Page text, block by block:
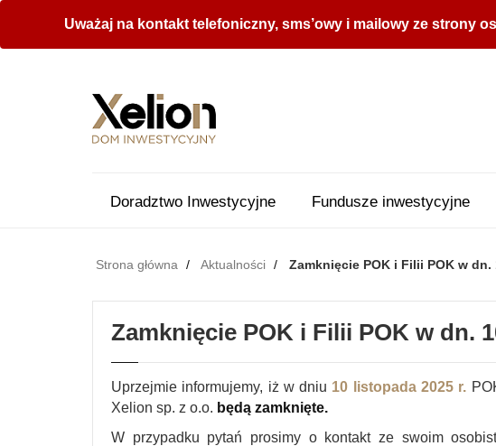
Uważaj na kontakt telefoniczny, sms’owy i mailowy ze strony
Doradztwo Inwestycyjne Fundusze inwestycyjne
Strona główna Aktualności Zamknięcie POK i Filii POK w dn.
Zamknięcie POK i Filii POK w dn.
Uprzejmie informujemy, iż w dniu 10 listopada 2025 r.
Xelion sp. z o.o. będą zamknięte.
W przypadku pytań prosimy o kontakt ze swoim